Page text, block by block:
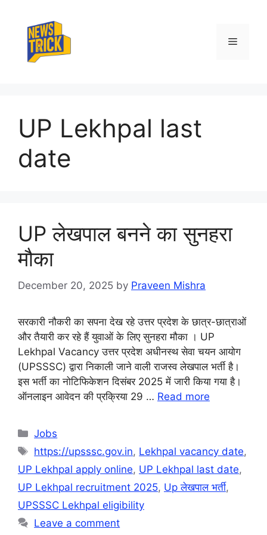
content
Menu
UP Lekhpal last
date
UP लेखपाल बनने का सुनहरा
मौका
December 20, 2025 by Praveen Mishra
सरकारी नौकरी का सपना देख रहे उत्तर प्रदेश के छात्र-छात्राओं
और तैयारी कर रहे हैं युवाओं के लिए सुनहरा मौका । UP
Lekhpal Vacancy उत्तर प्रदेश अधीनस्थ सेवा चयन आयोग
(UPSSSC) द्वारा निकाली जाने वाली राजस्व लेखपाल भर्ती है।
इस भर्ती का नोटिफिकेशन दिसंबर 2025 में जारी किया गया है।
ऑनलाइन आवेदन की प्रक्रिया 29 … Read more
Categories
Jobs
Tags
https://upsssc.gov.in, Lekhpal vacancy date,
UP Lekhpal apply online, UP Lekhpal last date,
UP Lekhpal recruitment 2025, Up लेखपाल भर्ती,
UPSSSC Lekhpal eligibility
Leave a comment